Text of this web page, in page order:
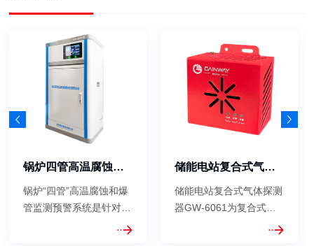
储能电站复合式气体探测器
储能电站复合式气体探测
器GW-6061为复合式气
体探测器，集成多个感知
锅炉四管高温腐蚀和爆管监测预警系统
锅炉“四管”高温腐蚀和爆
管监测预警系统是针对燃
煤发电锅炉关键热交换管